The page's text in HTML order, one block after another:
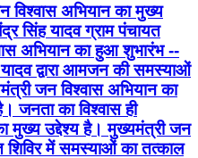
विश्वास अभियान का मुख्य
सिंह यादव ग्राम पंचायत
अभियान का हुआ शुभारंभ --
द्वारा आमजन की समस्याओं
जन विश्वास अभियान का
जनता का विश्वास ही
मुख्य उद्देश्य है। मुख्यमंत्री जन
शिविर में समस्याओं का तत्काल